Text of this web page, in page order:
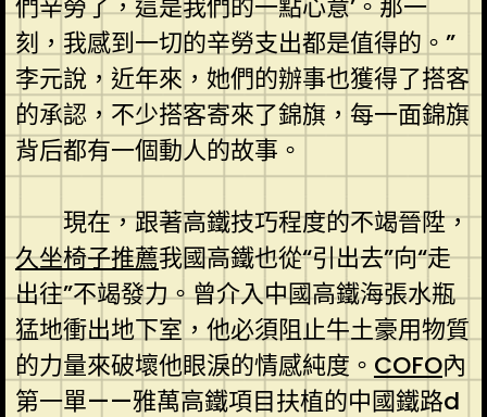
們辛勞了，這是我們的一點心意’。那一
刻，我感到一切的辛勞支出都是值得的。”
李元說，近年來，她們的辦事也獲得了搭客
的承認，不少搭客寄來了錦旗，每一面錦旗
背后都有一個動人的故事。
現在，跟著高鐵技巧程度的不竭晉陞，
久坐椅子推薦我國高鐵也從“引出去”向“走
出往”不竭發力。曾介入中國高鐵海張水瓶
猛地衝出地下室，他必須阻止牛土豪用物質
的力量來破壞他眼淚的情感純度。 COFO內
第一單——雅萬高鐵項目扶植的中國鐵路d